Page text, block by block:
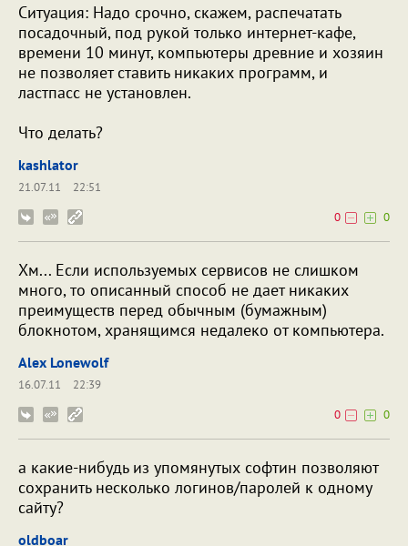
Ситуация: Надо срочно, скажем, распечатать
посадочный, под рукой только интернет-кафе,
времени 10 минут, компьютеры древние и хозяин
не позволяет ставить никаких программ, и
ластпасс не установлен.
Что делать?
kashlator
21.07.11
22:51
0
0
Хм... Если используемых сервисов не слишком
много, то описанный способ не дает никаких
преимуществ перед обычным (бумажным)
блокнотом, хранящимся недалеко от компьютера.
Alex Lonewolf
16.07.11
22:39
0
0
а какие-нибудь из упомянутых софтин позволяют
сохранить несколько логинов/паролей к одному
сайту?
oldboar